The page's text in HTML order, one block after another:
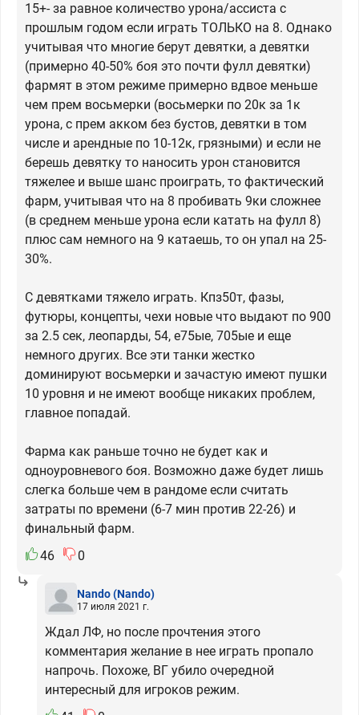
15+- за равное количество урона/ассиста с
прошлым годом если играть ТОЛЬКО на 8. Однако
учитывая что многие берут девятки, а девятки
(примерно 40-50% боя это почти фулл девятки)
фармят в этом режиме примерно вдвое меньше
чем прем восьмерки (восьмерки по 20к за 1к
урона, с прем акком без бустов, девятки в том
числе и арендные по 10-12к, грязными) и если не
берешь девятку то наносить урон становится
тяжелее и выше шанс проиграть, то фактический
фарм, учитывая что на 8 пробивать 9ки сложнее
(в среднем меньше урона если катать на фулл 8)
плюс сам немного на 9 катаешь, то он упал на 25-
30%.
С девятками тяжело играть. Кпз50т, фазы,
футюры, концепты, чехи новые что выдают по 900
за 2.5 сек, леопарды, 54, е75ые, 705ые и еще
немного других. Все эти танки жестко
доминируют восьмерки и зачастую имеют пушки
10 уровня и не имеют вообще никаких проблем,
главное попадай.
Фарма как раньше точно не будет как и
одноуровневого боя. Возможно даже будет лишь
слегка больше чем в рандоме если считать
затраты по времени (6-7 мин против 22-26) и
финальный фарм.
46
0
Nando(Nando)
17 июля 2021 г.
Ждал ЛФ, но после прочтения этого
комментария желание в нее играть пропало
напрочь. Похоже, ВГ убило очередной
интересный для игроков режим.